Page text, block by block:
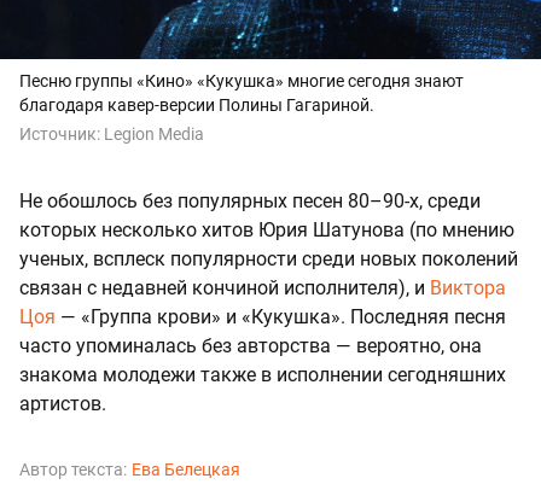
Песню группы «Кино» «Кукушка» многие сегодня знают
благодаря кавер-версии Полины Гагариной.
Источник: Legion Media
Не обошлось без популярных песен 80–90-х, среди
которых несколько хитов Юрия Шатунова (по мнению
ученых, всплеск популярности среди новых поколений
связан с недавней кончиной исполнителя), и Виктора
Цоя — «Группа крови» и «Кукушка». Последняя песня
часто упоминалась без авторства — вероятно, она
знакома молодежи также в исполнении сегодняшних
артистов.
Автор текста: Ева Белецкая